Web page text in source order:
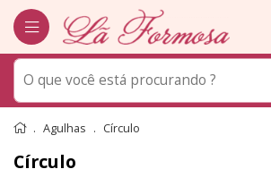
Agulhas Círculo
Círculo